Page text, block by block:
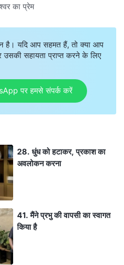
का प्रेम
है। यदि आप सहमत हैं, तो क्या आप
सहायता प्राप्त करने के लिए
पर हमसे संपर्क करें
28. धुंध को हटाकर, प्रकाश का
अवलोकन करना
41. मैंने प्रभु की वापसी का स्वागत
किया है